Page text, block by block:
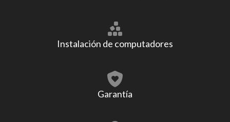
Instalación de computadores
Garantía